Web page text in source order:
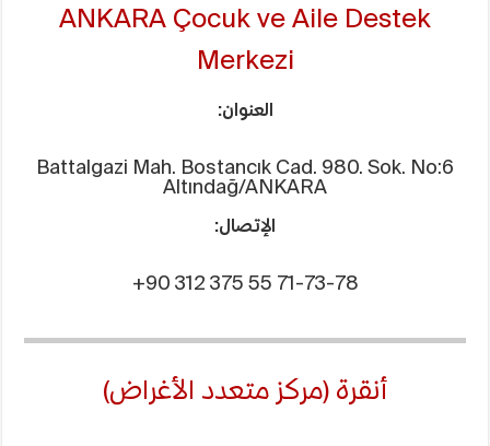
ANKARA Çocuk ve Aile Destek
Merkezi
العنوان:
Battalgazi Mah. Bostancık Cad. 980. Sok. No:6
Altındağ/ANKARA
الإتصال:
+90 312 375 55 71-73-78
أنقرة (مركز متعدد الأغراض)